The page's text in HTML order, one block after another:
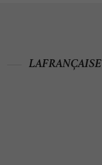
LAFRANÇAISE